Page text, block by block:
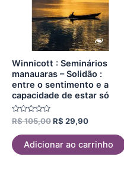
Winnicott : Seminários
manauaras – Solidão :
entre o sentimento e a
capacidade de estar só
Avaliação
0
de
5
R$105,00R$ 29,90
Adicionar ao carrinho